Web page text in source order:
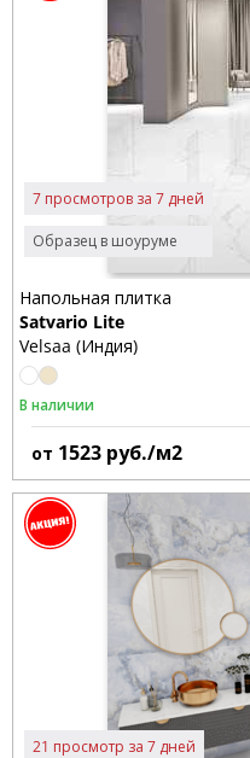
Образец в шоуруме
7 просмотров за 7 дней
Напольная плитка
Satvario Lite
Velsaa (Индия)
В наличии
от 1523 руб./м2
21 просмотр за 7 дней